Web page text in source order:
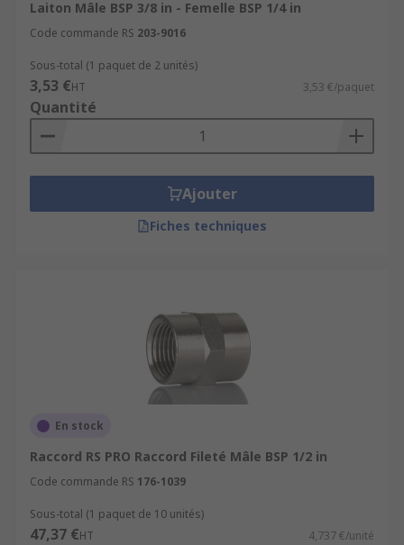
Laiton Mâle BSP 3/8 in - Femelle BSP 1/4 in
Code commande RS 203-9016
Sous-total (1 paquet de 2 unités)
3,53 €HT 3,53 €/paquet
Quantité
Ajouter
Fiches techniques
En stock
Raccord RS PRO Raccord Fileté Mâle BSP 1/2 in
Code commande RS 176-1039
Sous-total (1 paquet de 10 unités)
47,37 €HT 4,737 €/unité